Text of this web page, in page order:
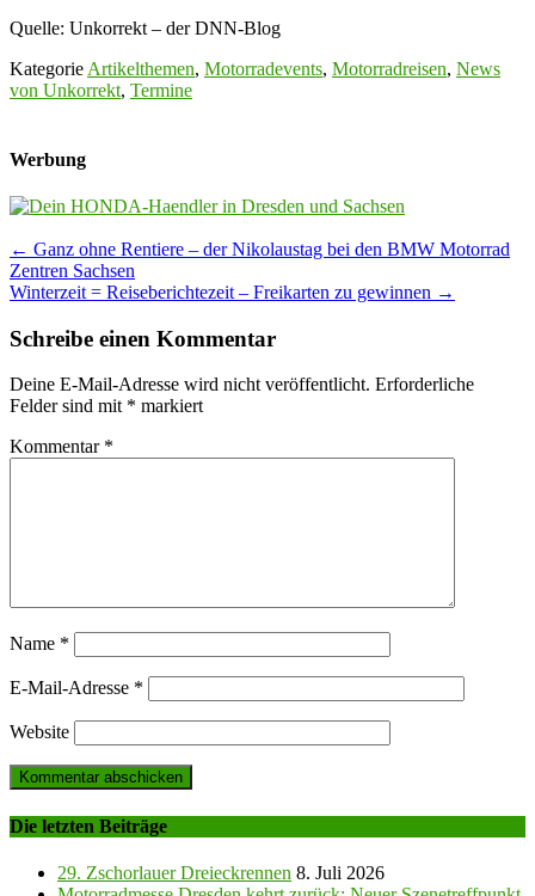
Quelle: Unkorrekt – der DNN-Blog
Kategorie Artikelthemen, Motorradevents, Motorradreisen, News
von Unkorrekt, Termine
Werbung
Post
navigation
← Ganz ohne Rentiere – der Nikolaustag bei den BMW Motorrad
Zentren Sachsen
Winterzeit = Reiseberichtezeit – Freikarten zu gewinnen →
Schreibe einen Kommentar
Deine E-Mail-Adresse wird nicht veröffentlicht. Erforderliche
Felder sind mit * markiert
Kommentar *
Name *
E-Mail-Adresse *
Website
Die letzten Beiträge
29. Zschorlauer Dreieckrennen 8. Juli 2026